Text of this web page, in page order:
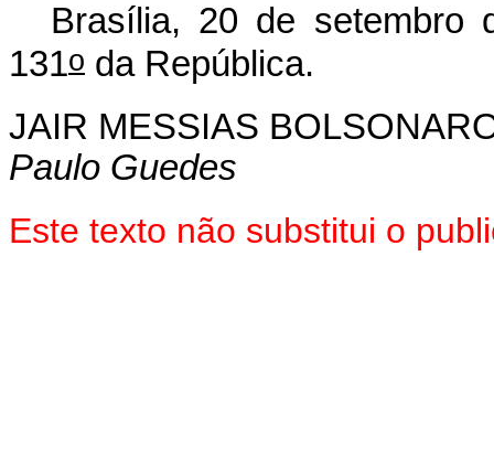
Brasília, 20 de setembro
131o da República.
JAIR MESSIAS
Paulo Guedes
Este texto não substitui o